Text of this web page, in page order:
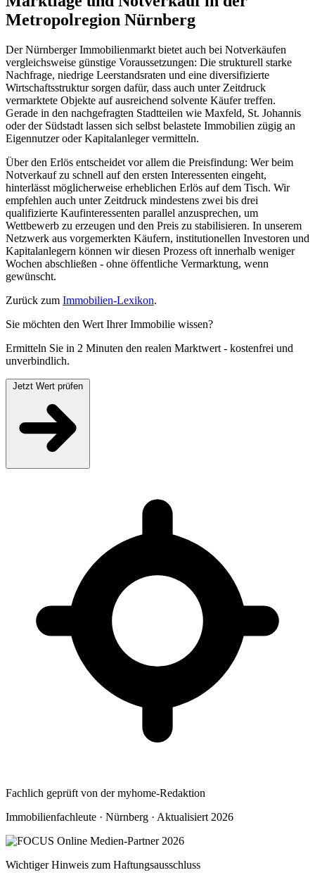
Metropolregion Nürnberg
Der Nürnberger Immobilienmarkt bietet auch bei Notverkäufen
vergleichsweise günstige Voraussetzungen: Die strukturell starke
Nachfrage, niedrige Leerstandsraten und eine diversifizierte
Wirtschaftsstruktur sorgen dafür, dass auch unter Zeitdruck
vermarktete Objekte auf ausreichend solvente Käufer treffen.
Gerade in den nachgefragten Stadtteilen wie Maxfeld, St. Johannis
oder der Südstadt lassen sich selbst belastete Immobilien zügig an
Eigennutzer oder Kapitalanleger vermitteln.
Über den Erlös entscheidet vor allem die Preisfindung: Wer beim
Notverkauf zu schnell auf den ersten Interessenten eingeht,
hinterlässt möglicherweise erheblichen Erlös auf dem Tisch. Wir
empfehlen auch unter Zeitdruck mindestens zwei bis drei
qualifizierte Kaufinteressenten parallel anzusprechen, um
Wettbewerb zu erzeugen und den Preis zu stabilisieren. In unserem
Netzwerk aus vorgemerkten Käufern, institutionellen Investoren und
Kapitalanlegern können wir diesen Prozess oft innerhalb weniger
Wochen abschließen - ohne öffentliche Vermarktung, wenn
gewünscht.
Zurück zum Immobilien-Lexikon.
Sie möchten den Wert Ihrer Immobilie wissen?
Ermitteln Sie in 2 Minuten den realen Marktwert - kostenfrei und
unverbindlich.
Fachlich geprüft von der myhome-Redaktion
Immobilienfachleute · Nürnberg · Aktualisiert 2026
Wichtiger Hinweis zum Haftungsausschluss